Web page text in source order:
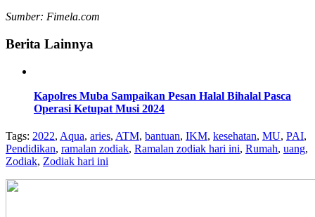
Sumber: Fimela.com
Berita Lainnya
Kapolres Muba Sampaikan Pesan Halal Bihalal Pasca
Operasi Ketupat Musi 2024
Tags: 2022, Aqua, aries, ATM, bantuan, IKM, kesehatan, MU, PAI,
Pendidikan, ramalan zodiak, Ramalan zodiak hari ini, Rumah, uang,
Zodiak, Zodiak hari ini